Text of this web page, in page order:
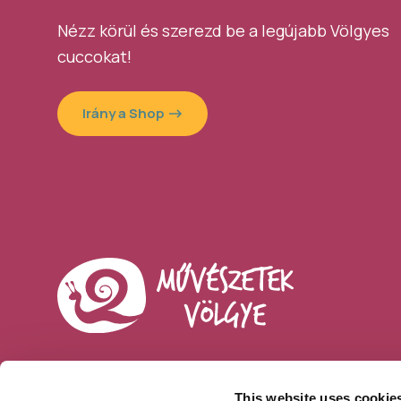
This website uses
Nézz körül és szerezd be a legújabb Völgyes
cuccokat!
Irány a Shop